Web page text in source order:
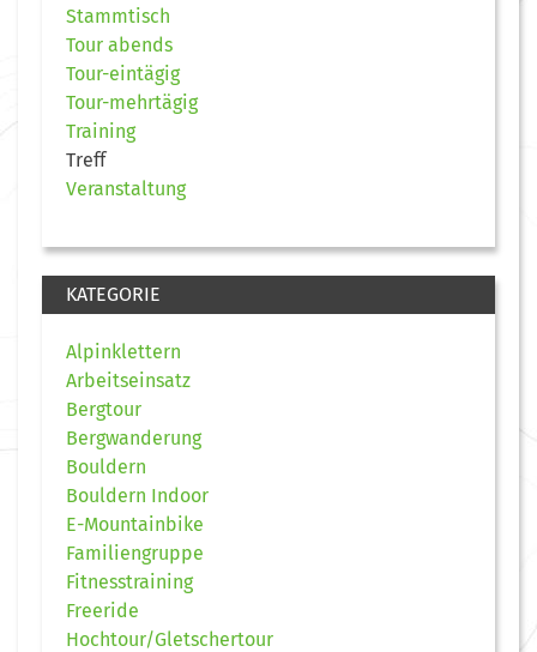
Stammtisch
Tour abends
Tour-eintägig
Tour-mehrtägig
Training
Treff
Veranstaltung
KATEGORIE
Alpinklettern
Arbeitseinsatz
Bergtour
Bergwanderung
Bouldern
Bouldern Indoor
E-Mountainbike
Familiengruppe
Fitnesstraining
Freeride
Hochtour/Gletschertour